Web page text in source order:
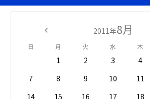
2011年8月
日 月 火 水 木
1 2 3 4
7
8 9 10 11
14
15 16 17 18